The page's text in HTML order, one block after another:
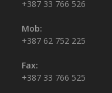
+387 33 766 526
Mob:
+387 62 752 225
Fax:
+387 33 766 525